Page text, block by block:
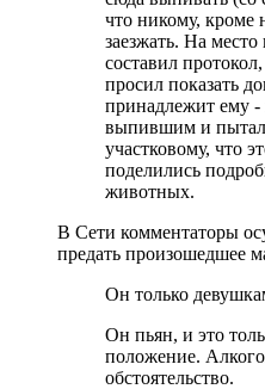
что никому, кроме
заезжать. На
составил
просил показать
принадлежит ему -
выпившим и
участковому, что
поделились
животных.
В Сети комментаторы
предать произошедшее
Он только
Он пьян, и это
положение.
обстоятельство.